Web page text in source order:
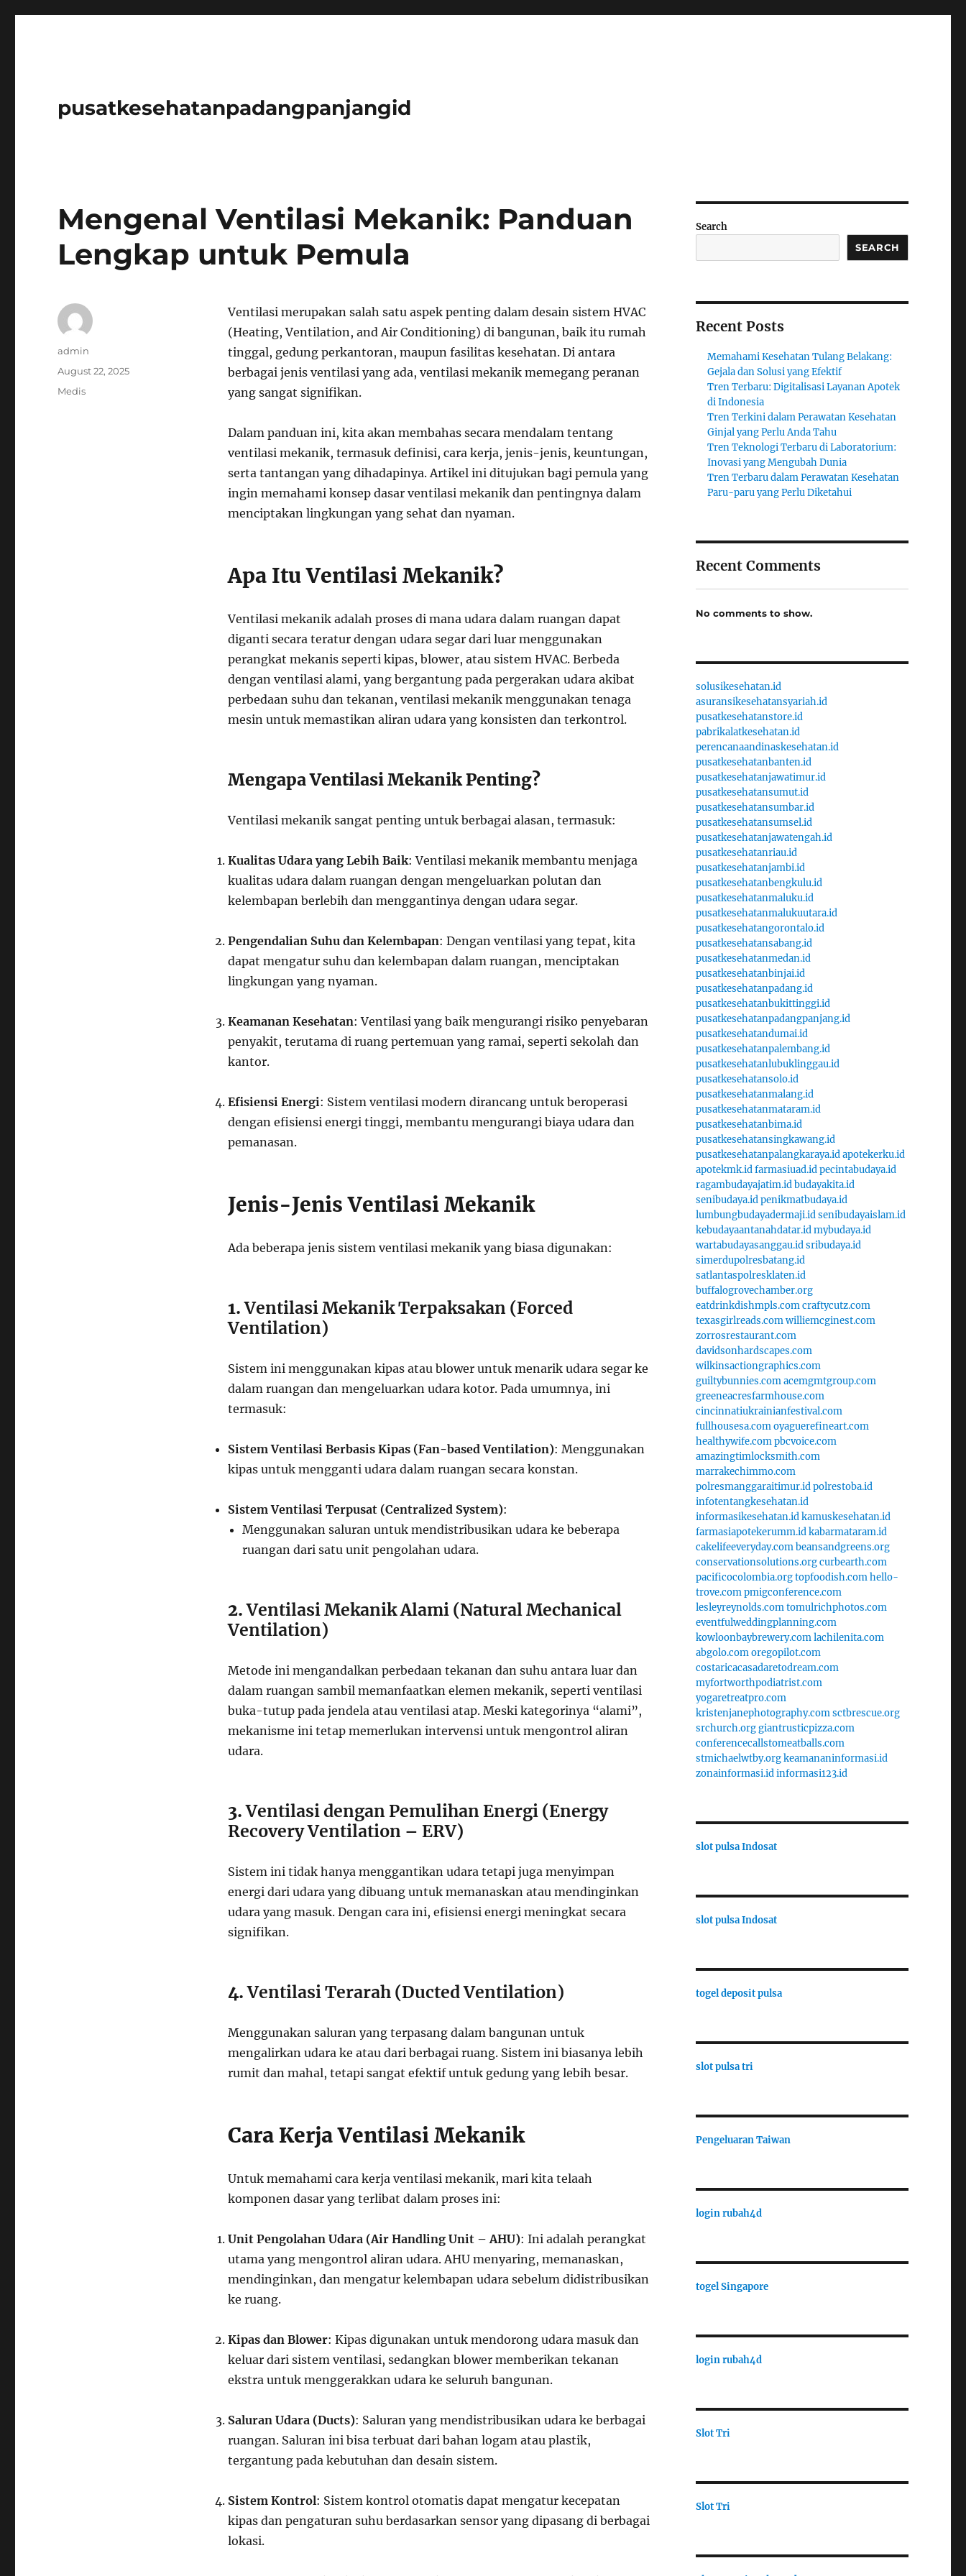
pusatkesehatanpadangpanjangid
Mengenal Ventilasi Mekanik: Panduan
Lengkap untuk Pemula
Ventilasi merupakan salah satu aspek penting dalam desain sistem HVAC
(Heating, Ventilation, and Air Conditioning) di bangunan, baik itu rumah
tinggal, gedung perkantoran, maupun fasilitas kesehatan. Di antara
berbagai jenis ventilasi yang ada, ventilasi mekanik memegang peranan
yang sangat signifikan.
Dalam panduan ini, kita akan membahas secara mendalam tentang
ventilasi mekanik, termasuk definisi, cara kerja, jenis-jenis, keuntungan,
serta tantangan yang dihadapinya. Artikel ini ditujukan bagi pemula yang
ingin memahami konsep dasar ventilasi mekanik dan pentingnya dalam
menciptakan lingkungan yang sehat dan nyaman.
Apa Itu Ventilasi Mekanik?
Ventilasi mekanik adalah proses di mana udara dalam ruangan dapat
diganti secara teratur dengan udara segar dari luar menggunakan
perangkat mekanis seperti kipas, blower, atau sistem HVAC. Berbeda
dengan ventilasi alami, yang bergantung pada pergerakan udara akibat
perbedaan suhu dan tekanan, ventilasi mekanik menggunakan tenaga
mesin untuk memastikan aliran udara yang konsisten dan terkontrol.
Mengapa Ventilasi Mekanik Penting?
Ventilasi mekanik sangat penting untuk berbagai alasan, termasuk:
Kualitas Udara yang Lebih Baik: Ventilasi mekanik membantu menjaga
kualitas udara dalam ruangan dengan mengeluarkan polutan dan
kelembapan berlebih dan menggantinya dengan udara segar.
Pengendalian Suhu dan Kelembapan: Dengan ventilasi yang tepat, kita
dapat mengatur suhu dan kelembapan dalam ruangan, menciptakan
lingkungan yang nyaman.
Keamanan Kesehatan: Ventilasi yang baik mengurangi risiko penyebaran
penyakit, terutama di ruang pertemuan yang ramai, seperti sekolah dan
kantor.
Efisiensi Energi: Sistem ventilasi modern dirancang untuk beroperasi
dengan efisiensi energi tinggi, membantu mengurangi biaya udara dan
pemanasan.
Jenis-Jenis Ventilasi Mekanik
Ada beberapa jenis sistem ventilasi mekanik yang biasa digunakan:
1.Ventilasi Mekanik Terpaksakan (Forced
Ventilation)
Sistem ini menggunakan kipas atau blower untuk menarik udara segar ke
dalam ruangan dan mengeluarkan udara kotor. Pada umumnya, ini
termasuk:
Sistem Ventilasi Berbasis Kipas (Fan-based Ventilation): Menggunakan
kipas untuk mengganti udara dalam ruangan secara konstan.
Sistem Ventilasi Terpusat (Centralized System):
Menggunakan saluran untuk mendistribusikan udara ke beberapa
ruangan dari satu unit pengolahan udara.
2.Ventilasi Mekanik Alami (Natural Mechanical
Ventilation)
Metode ini mengandalkan perbedaan tekanan dan suhu antara luar dan
dalam ruangan sambil memanfaatkan elemen mekanik, seperti ventilasi
buka-tutup pada jendela atau ventilasi atap. Meski kategorinya “alami”,
mekanisme ini tetap memerlukan intervensi untuk mengontrol aliran
udara.
3.Ventilasi dengan Pemulihan Energi (Energy
Recovery Ventilation – ERV)
Sistem ini tidak hanya menggantikan udara tetapi juga menyimpan
energi dari udara yang dibuang untuk memanaskan atau mendinginkan
udara yang masuk. Dengan cara ini, efisiensi energi meningkat secara
signifikan.
4.Ventilasi Terarah (Ducted Ventilation)
Menggunakan saluran yang terpasang dalam bangunan untuk
mengalirkan udara ke atau dari berbagai ruang. Sistem ini biasanya lebih
rumit dan mahal, tetapi sangat efektif untuk gedung yang lebih besar.
Cara Kerja Ventilasi Mekanik
Untuk memahami cara kerja ventilasi mekanik, mari kita telaah
komponen dasar yang terlibat dalam proses ini:
Unit Pengolahan Udara (Air Handling Unit – AHU): Ini adalah perangkat
utama yang mengontrol aliran udara. AHU menyaring, memanaskan,
mendinginkan, dan mengatur kelembapan udara sebelum didistribusikan
ke ruang.
Kipas dan Blower: Kipas digunakan untuk mendorong udara masuk dan
keluar dari sistem ventilasi, sedangkan blower memberikan tekanan
ekstra untuk menggerakkan udara ke seluruh bangunan.
Saluran Udara (Ducts): Saluran yang mendistribusikan udara ke berbagai
ruangan. Saluran ini bisa terbuat dari bahan logam atau plastik,
tergantung pada kebutuhan dan desain sistem.
Sistem Kontrol: Sistem kontrol otomatis dapat mengatur kecepatan
kipas dan pengaturan suhu berdasarkan sensor yang dipasang di berbagai
lokasi.
Author
admin
Posted
August 22, 2025
Categories
Medis
Search
SEARCH
Recent Posts
Memahami Kesehatan Tulang Belakang:
Gejala dan Solusi yang Efektif
Tren Terbaru: Digitalisasi Layanan Apotek
di Indonesia
Tren Terkini dalam Perawatan Kesehatan
Ginjal yang Perlu Anda Tahu
Tren Teknologi Terbaru di Laboratorium:
Inovasi yang Mengubah Dunia
Tren Terbaru dalam Perawatan Kesehatan
Paru-paru yang Perlu Diketahui
Recent Comments
No comments to show.
solusikesehatan.id
asuransikesehatansyariah.id
pusatkesehatanstore.id
pabrikalatkesehatan.id
perencanaandinaskesehatan.id
pusatkesehatanbanten.id
pusatkesehatanjawatimur.id
pusatkesehatansumut.id
pusatkesehatansumbar.id
pusatkesehatansumsel.id
pusatkesehatanjawatengah.id
pusatkesehatanriau.id
pusatkesehatanjambi.id
pusatkesehatanbengkulu.id
pusatkesehatanmaluku.id
pusatkesehatanmalukuutara.id
pusatkesehatangorontalo.id
pusatkesehatansabang.id
pusatkesehatanmedan.id
pusatkesehatanbinjai.id
pusatkesehatanpadang.id
pusatkesehatanbukittinggi.id
pusatkesehatanpadangpanjang.id
pusatkesehatandumai.id
pusatkesehatanpalembang.id
pusatkesehatanlubuklinggau.id
pusatkesehatansolo.id
pusatkesehatanmalang.id
pusatkesehatanmataram.id
pusatkesehatanbima.id
pusatkesehatansingkawang.id
pusatkesehatanpalangkaraya.idapotekerku.id
apotekmk.idfarmasiuad.idpecintabudaya.id
ragambudayajatim.idbudayakita.id
senibudaya.idpenikmatbudaya.id
lumbungbudayadermaji.idsenibudayaislam.id
kebudayaantanahdatar.idmybudaya.id
wartabudayasanggau.idsribudaya.id
simerdupolresbatang.id
satlantaspolresklaten.id
buffalogrovechamber.org
eatdrinkdishmpls.comcraftycutz.com
texasgirlreads.comwilliemcginest.com
zorrosrestaurant.com
davidsonhardscapes.com
wilkinsactiongraphics.com
guiltybunnies.comacemgmtgroup.com
greeneacresfarmhouse.com
cincinnatiukrainianfestival.com
fullhousesa.comoyaguerefineart.com
healthywife.compbcvoice.com
amazingtimlocksmith.com
marrakechimmo.com
polresmanggaraitimur.idpolrestoba.id
infotentangkesehatan.id
informasikesehatan.idkamuskesehatan.id
farmasiapotekerumm.idkabarmataram.id
cakelifeeveryday.combeansandgreens.org
conservationsolutions.orgcurbearth.com
pacificocolombia.orgtopfoodish.comhello-
trove.compmigconference.com
lesleyreynolds.comtomulrichphotos.com
eventfulweddingplanning.com
kowloonbaybrewery.comlachilenita.com
abgolo.comoregopilot.com
costaricacasadaretodream.com
myfortworthpodiatrist.com
yogaretreatpro.com
kristenjanephotography.comsctbrescue.org
srchurch.orggiantrusticpizza.com
conferencecallstomeatballs.com
stmichaelwtby.orgkeamananinformasi.id
zonainformasi.idinformasi123.id
slot pulsa Indosat
slot pulsa Indosat
togel deposit pulsa
slot pulsa tri
Pengeluaran Taiwan
login rubah4d
togel Singapore
login rubah4d
Slot Tri
Slot Tri